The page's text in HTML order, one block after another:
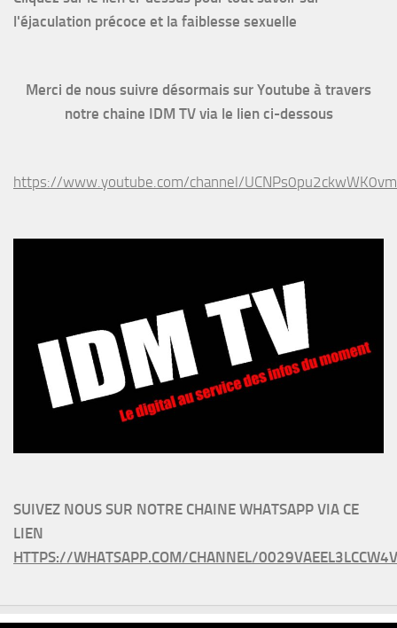
l'éjaculation précoce et la faiblesse sexuelle
Merci de nous suivre désormais sur Youtube à travers
notre chaine IDM TV via le lien ci-dessous
https://www.youtube.com/channel/
SUIVEZ NOUS SUR NOTRE CHAINE WHATSAPP VIA CE
LIEN
HTTPS://WHATSAPP.COM/CHANNEL/